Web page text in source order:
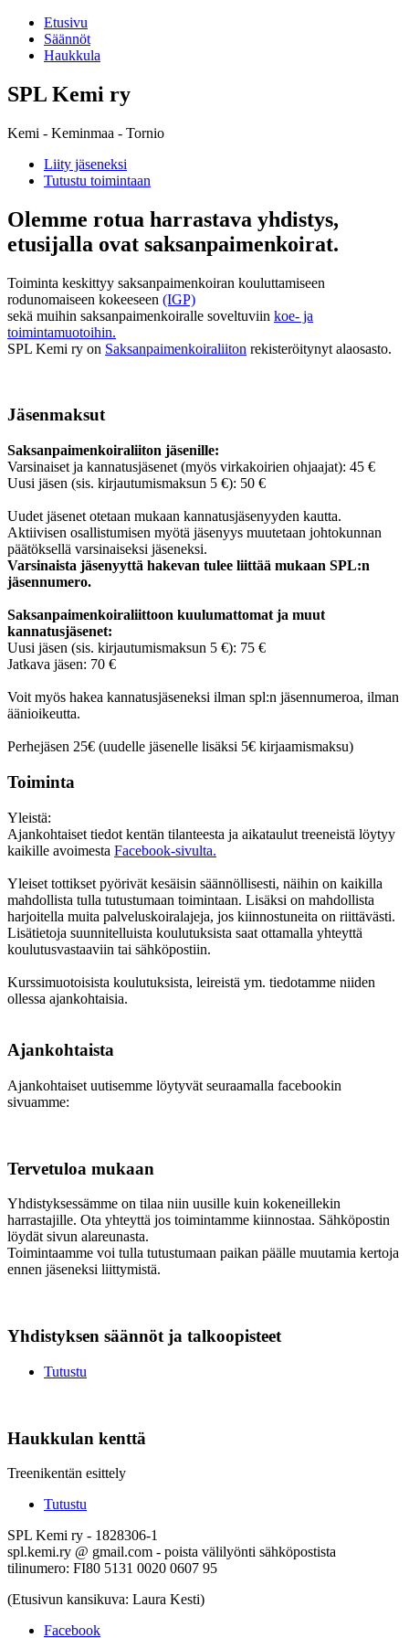
Etusivu
Säännöt
Haukkula
SPL Kemi ry
Kemi - Keminmaa - Tornio
Liity jäseneksi
Tutustu toimintaan
Olemme rotua harrastava yhdistys,
etusijalla ovat saksanpaimenkoirat.
Toiminta keskittyy saksanpaimenkoiran kouluttamiseen
rodunomaiseen kokeeseen (IGP)
sekä muihin saksanpaimenkoiralle soveltuviin koe- ja
toimintamuotoihin.
SPL Kemi ry on Saksanpaimenkoiraliiton rekisteröitynyt alaosasto.
Jäsenmaksut
Saksanpaimenkoiraliiton jäsenille:
Varsinaiset ja kannatusjäsenet (myös virkakoirien ohjaajat): 45 €
Uusi jäsen (sis. kirjautumismaksun 5 €): 50 €
Uudet jäsenet otetaan mukaan kannatusjäsenyyden kautta.
Aktiivisen osallistumisen myötä jäsenyys muutetaan johtokunnan
päätöksellä varsinaiseksi jäseneksi.
Varsinaista jäsenyyttä hakevan tulee liittää mukaan SPL:n
jäsennumero.
Saksanpaimenkoiraliittoon kuulumattomat ja muut
kannatusjäsenet:
Uusi jäsen (sis. kirjautumismaksun 5 €): 75 €
Jatkava jäsen: 70 €
Voit myös hakea kannatusjäseneksi ilman spl:n jäsennumeroa, ilman
äänioikeutta.
Perhejäsen 25€ (uudelle jäsenelle lisäksi 5€ kirjaamismaksu)
Toiminta
Yleistä:
Ajankohtaiset tiedot kentän tilanteesta ja aikataulut treeneistä löytyy
kaikille avoimesta Facebook-sivulta.
Yleiset tottikset pyörivät kesäisin säännöllisesti, näihin on kaikilla
mahdollista tulla tutustumaan toimintaan. Lisäksi on mahdollista
harjoitella muita palveluskoiralajeja, jos kiinnostuneita on riittävästi.
Lisätietoja suunnitelluista koulutuksista saat ottamalla yhteyttä
koulutusvastaaviin tai sähköpostiin.
Kurssimuotoisista koulutuksista, leireistä ym. tiedotamme niiden
ollessa ajankohtaisia.
Ajankohtaista
Ajankohtaiset uutisemme löytyvät seuraamalla facebookin
sivuamme:
Tervetuloa mukaan
Yhdistyksessämme on tilaa niin uusille kuin kokeneillekin
harrastajille. Ota yhteyttä jos toimintamme kiinnostaa. Sähköpostin
löydät sivun alareunasta.
Toimintaamme voi tulla tutustumaan paikan päälle muutamia kertoja
ennen jäseneksi liittymistä.
Yhdistyksen säännöt ja talkoopisteet
Tutustu
Haukkulan kenttä
Treenikentän esittely
Tutustu
SPL Kemi ry - 1828306-1
spl.kemi.ry @ gmail.com - poista välilyönti sähköpostista
tilinumero: FI80 5131 0020 0607 95
(Etusivun kansikuva: Laura Kesti)
Facebook